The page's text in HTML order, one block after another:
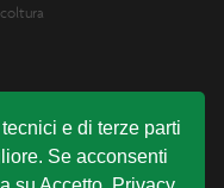
e di terze parti
Se acconsenti
enologica
Idrico